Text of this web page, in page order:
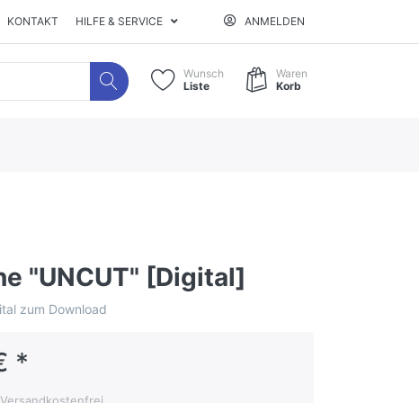
KONTAKT HILFE & SERVICE ANMELDEN
Wunsch
Liste
Waren
Korb
"UNCUT" [Digital]
zum Download
*